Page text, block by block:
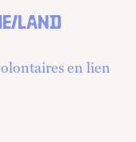
LAND
en lien